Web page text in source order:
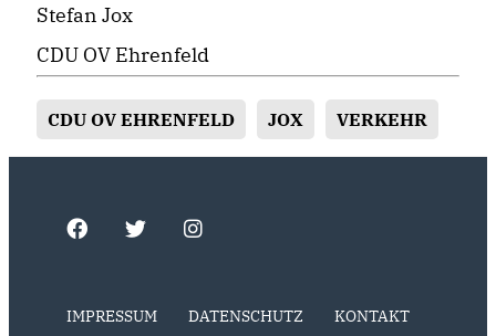
Stefan Jox
CDU OV Ehrenfeld
CDU OV EHRENFELD JOX VERKEHR
IMPRESSUM DATENSCHUTZ KONTAKT